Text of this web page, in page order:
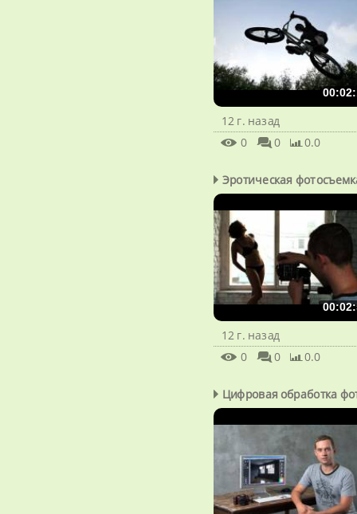
12 г. назад
0
0 0.0
Эротическая
12 г. назад
0
0 0.0
Цифровая обработка